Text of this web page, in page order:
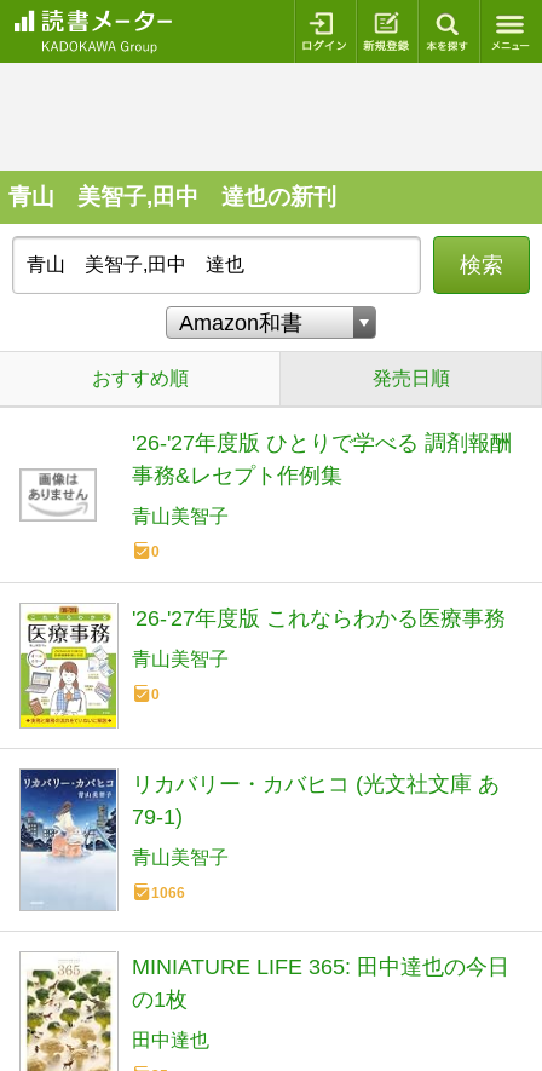
ログイン 新規登録
青山 美智子,田中 達也の新刊
検索
おすすめ順 発売日順
'26-'27年度版 ひとりで学べる 調剤報酬
事務&レセプト作例集
青山美智子
0
'26-'27年度版 これならわかる医療事務
青山美智子
0
リカバリー・カバヒコ (光文社文庫 あ
79-1)
青山美智子
1066
MINIATURE LIFE 365: 田中達也の今日
の1枚
田中達也